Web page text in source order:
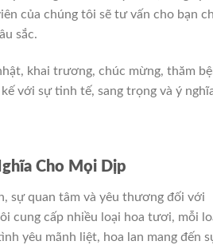
của chúng tôi sẽ tư vấn cho bạn
sắc.
khai trương, chúc mừng, thăm
với sự tinh tế, sang trọng và ý
Cho Mọi Dịp
sự quan tâm và yêu thương đối với
cung cấp nhiều loại hoa tươi, mỗi
yêu mãnh liệt, hoa lan mang đến